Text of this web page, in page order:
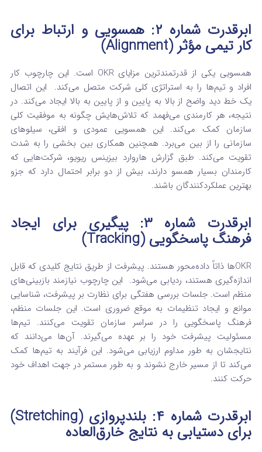
ابرقدرت شماره ۲: همسویی و ارتباط برای
کار تیمی مؤثر (Alignment)
همسویی یکی از قدرتمندترین مزایای OKR است. این چارچوب کار
افراد و تیم‌ها را به استراتژی کلی شرکت متصل می‌کند.
این اتصال
یک خط دید واضح از بالا به پایین و از پایین به بالا ایجاد می‌کند. در
نتیجه، هر کارمندی می‌فهمد که تلاش‌هایش چگونه به موفقیت کلی
سازمان کمک می‌کند. این همسویی عمودی و افقی، سیلوهای
سازمانی را از بین می‌برد. همچنین همکاری بین بخشی را به شدت
تقویت می‌کند. طبق گزارش هاروارد بیزینس ریویو، شرکت‌هایی که
کارمندان بسیار همسو دارند، بیش از دو برابر احتمال دارد که جزو
بهترین عملکردکنندگان باشند.
ابرقدرت شماره ۳: پیگیری برای ایجاد
فرهنگ پاسخگویی (Tracking)
OKRها ذاتاً داده‌محور هستند. پیشرفت از طریق نتایج کلیدی که قابل
اندازه‌گیری هستند، ردیابی می‌شود. این چارچوب نیازمند بازبینی‌های
منظم است. جلسات بررسی هفتگی برای نظارت بر پیشرفت، شناسایی
موانع و ایجاد تنظیمات به موقع ضروری است. این جلسات منظم،
فرهنگ پاسخگویی را در سراسر سازمان تقویت می‌کنند. تیم‌ها
مسئولیت پیشرفت خود را بر عهده می‌گیرند. آن‌ها می‌دانند که
نتایجشان به طور مداوم ارزیابی می‌شود. این فرآیند به تیم‌ها کمک
می‌کند تا از مسیر خارج نشوند و به طور مستمر در جهت اهداف خود
حرکت کنند.
ابرقدرت شماره ۴: بلندپروازی (Stretching)
برای دستیابی به نتایج خارق‌العاده